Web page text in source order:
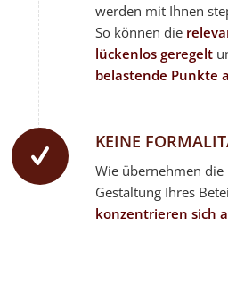
werden mit Ihnen
So können die
lückenlos geregelt
belastende Punkte
KEINE
Wie übernehmen
Gestaltung Ihres
konzentrieren sich